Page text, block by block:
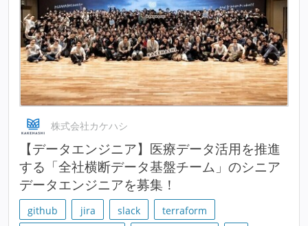
株式会社カケハシ
【データエンジニア】医療データ活用を推進
する「全社横断データ基盤チーム」のシニア
データエンジニアを募集！
github jira slack
terraform